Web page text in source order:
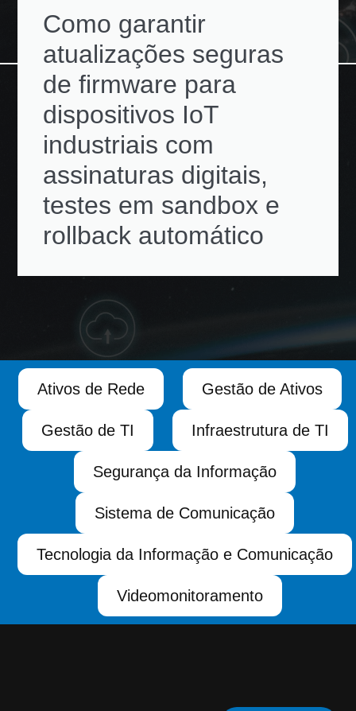
Como garantir
atualizações seguras
de firmware para
dispositivos IoT
industriais com
assinaturas digitais,
testes em sandbox e
rollback automático
Ativos de Rede Gestão de Ativos
Gestão de TI Infraestrutura de TI
Segurança da Informação
Sistema de Comunicação
Tecnologia da Informação e Comunicação
Videomonitoramento